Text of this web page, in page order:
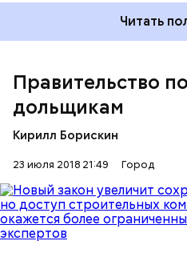
Читать
Правительство
дольщикам
Кирилл Борискин
23 июля 2018 21:49 Город
— Все зависит от
конкретного дома,
другому адресу. Где-то мы
несколько домов будут